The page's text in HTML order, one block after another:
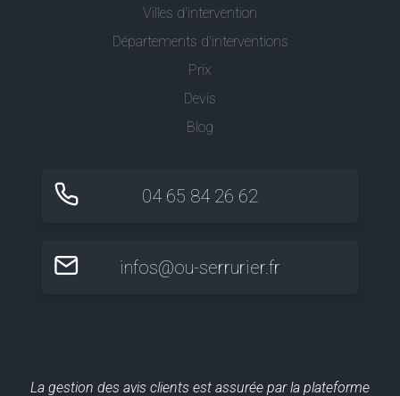
Villes d'intervention
Départements d'interventions
Prix
Devis
Blog
04 65 84 26 62
infos@ou-serrurier.fr
La gestion des avis clients est assurée par la plateforme